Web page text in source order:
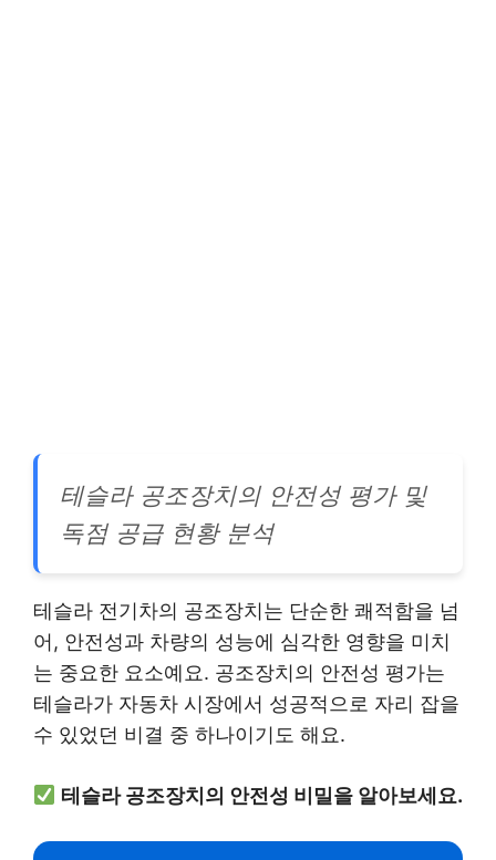
테슬라 공조장치의 안전성 평가 및
독점 공급 현황 분석
테슬라 전기차의 공조장치는 단순한 쾌적함을 넘
어, 안전성과 차량의 성능에 심각한 영향을 미치
는 중요한 요소예요. 공조장치의 안전성 평가는
테슬라가 자동차 시장에서 성공적으로 자리 잡을
수 있었던 비결 중 하나이기도 해요.
테슬라 공조장치의 안전성 비밀을 알아보세요.